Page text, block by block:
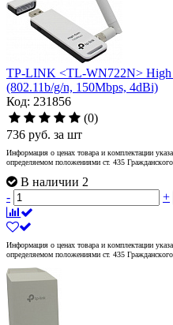
TP-LINK <TL-WN722N> High
(802.11b/g/n, 150Mbps, 4dBi)
Код: 231856
(0)
736 руб. за шт
Информация о ценах товара и комплектации
определяемом положениями ст. 435
В наличии 2
-
+
Информация о ценах товара и комплектации
определяемом положениями ст. 435